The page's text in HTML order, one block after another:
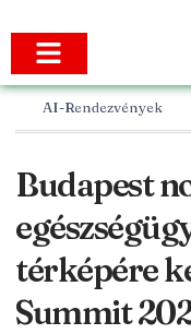
AI-Rendezvények
Budapest
térképére
Summit